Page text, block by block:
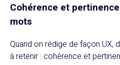
Cohérence et
mots
Quand on rédige de façon UX,
à retenir : cohérence et